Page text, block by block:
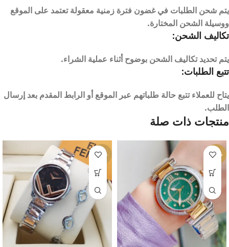
يتم شحن الطلبات في غضون فترة زمنية معقولة تعتمد على الموقع
ووسيلة الشحن المختارة.
تكاليف الشحن:
يتم تحديد تكاليف الشحن بوضوح أثناء عملية الشراء.
تتبع الطلبات:
يتاح للعملاء تتبع حالة طلباتهم عبر الموقع أو الرابط المقدم بعد إرسال
الطلب.
منتجات ذات صلة
-10%
-17%